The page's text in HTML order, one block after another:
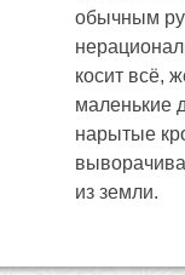
обычным
косит всё,
маленькие
нарытые
из земли.